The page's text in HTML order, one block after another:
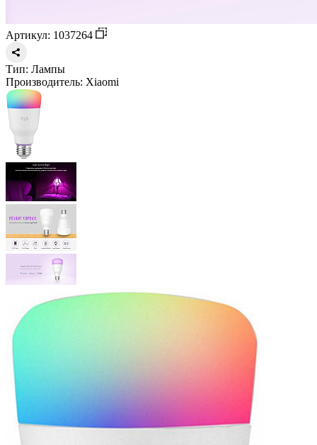
Артикул: 1037264
Тип: Лампы
Производитель: Xiaomi